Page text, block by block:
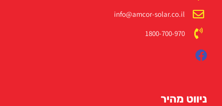
info@amcor-solar.co.il
1800-700-970
ניווט מהיר